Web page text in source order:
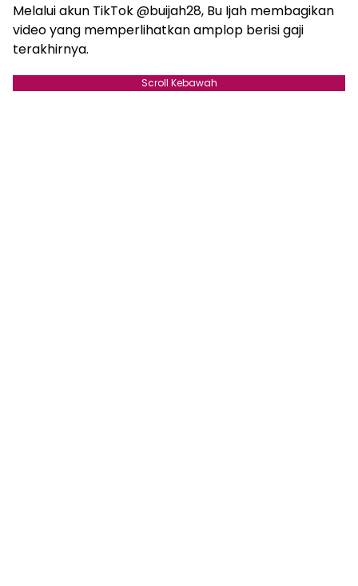
Melalui akun TikTok @buijah28, Bu Ijah membagikan
video yang memperlihatkan amplop berisi gaji
terakhirnya.
Scroll Kebawah